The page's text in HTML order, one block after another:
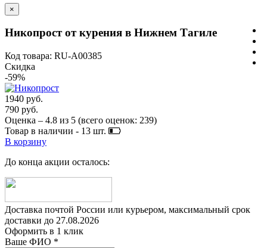
×
Никопрост от курения в Нижнем Тагиле
Код товара: RU-A00385
Скидка
-59%
1940 руб.
790 руб.
Оценка – 4.8 из 5 (всего оценок: 239)
Товар в наличии - 13 шт.
В корзину
До конца акции осталось:
Доставка почтой России или курьером, максимальный срок
доставки до 27.08.2026
Оформить в 1 клик
Ваше ФИО *